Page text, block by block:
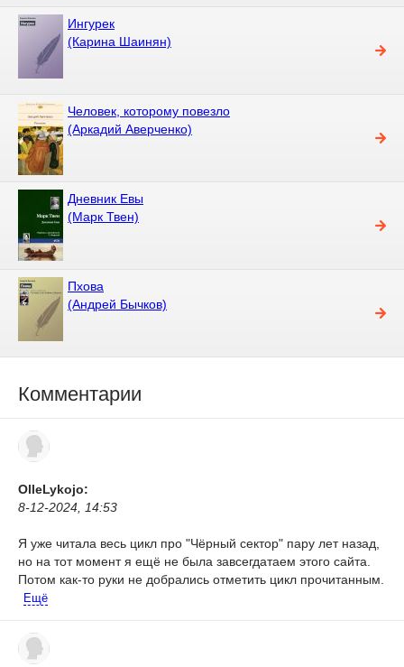
Ингурек
(Карина Шаинян)
Человек, которому повезло
(Аркадий Аверченко)
Дневник Евы
(Марк Твен)
Пхова
(Андрей Бычков)
Комментарии
OlleLykojo:
8-12-2024, 14:53
Я уже читала весь цикл про "Чёрный сектор" пару лет назад,
но на тот момент я ещё не была завсегдатаем этого сайта.
Потом как-то руки не добрались отметить цикл прочитанным.
Ещё